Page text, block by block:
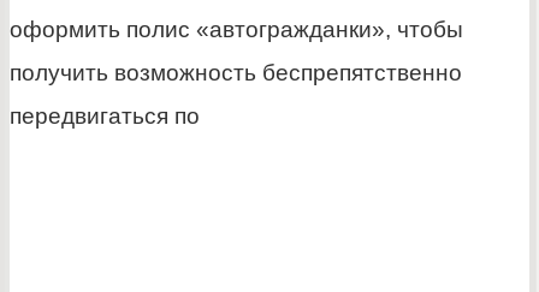
оформить полис «автогражданки», чтобы
получить возможность беспрепятственно
передвигаться по